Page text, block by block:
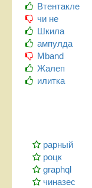
Втентакле
чи не
Шкила
ампулда
Mband
Жалеп
илитка
рарный
роцк
graphql
чиназес